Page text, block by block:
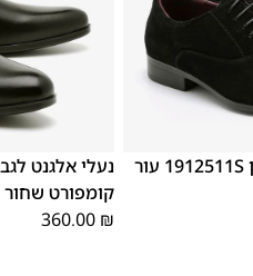
נעלי אלגנט לגברים נעלי חתן 1912511S עור
קומפורט שחור
360.00 ₪